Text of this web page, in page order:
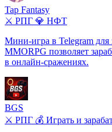
Tap Fantasy
⚔️ РПГ 💎 НФТ
Мини-игра в Telegram для
MMORPG позволяет
в онлайн-сражениях.
BGS
⚔️ РПГ 💰 Играть и